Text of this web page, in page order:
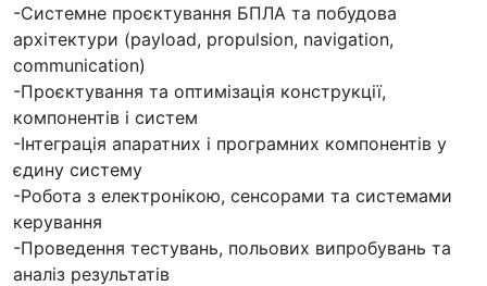
-Системне проєктування БПЛА та побудова
архітектури (payload, propulsion, navigation,
communication)
-Проєктування та оптимізація конструкції,
компонентів і систем
-Інтеграція апаратних і програмних компонентів у
єдину систему
-Робота з електронікою, сенсорами та системами
керування
-Проведення тестувань, польових випробувань та
аналіз результатів